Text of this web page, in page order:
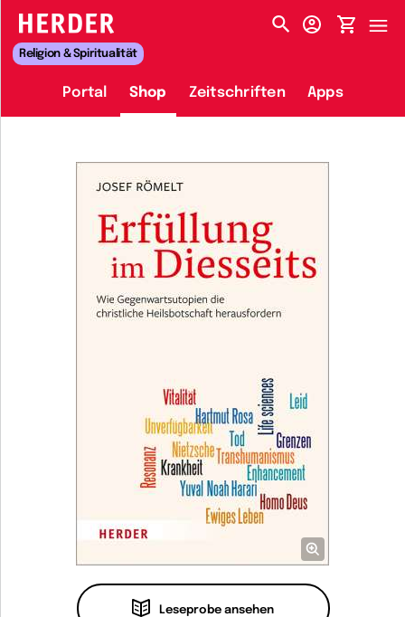
HERDER-MENÜ
Religion & Spiritualität
Portal Shop Zeitschriften Apps
Leseprobe ansehen